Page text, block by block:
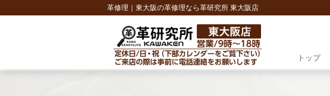
革修理｜東大阪の革修理なら革研究所 東大阪店
トップ